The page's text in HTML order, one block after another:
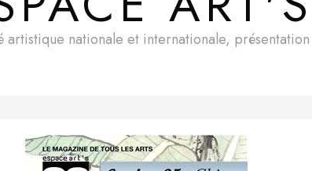
nationale et internationale,